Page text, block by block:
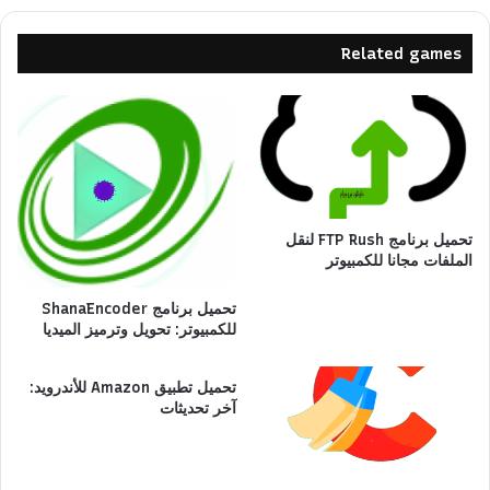
Related games
تحميل برنامج FTP Rush لنقل
الملفات مجانا للكمبيوتر
تحميل برنامج ShanaEncoder
للكمبيوتر: تحويل وترميز الميديا
تحميل تطبيق Amazon للأندرويد:
آخر تحديثات